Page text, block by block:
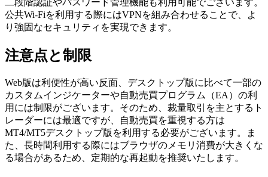
二段階認証やパスワード管理機能も利用可能でございます。
公共Wi-Fiを利用する際にはVPNを組み合わせることで、よ
り強固なセキュリティを実現できます。
注意点と制限
Web版は利便性が高い反面、デスクトップ版に比べて一部の
カスタムインジケーターや自動売買プログラム（EA）の利
用には制限がございます。そのため、裁量取引を主とするト
レーダーには最適ですが、自動売買を重視する方は
MT4/MT5デスクトップ版を利用する必要がございます。ま
た、長時間利用する際にはブラウザのメモリ消費が大きくな
る場合があるため、定期的な再起動を推奨いたします。